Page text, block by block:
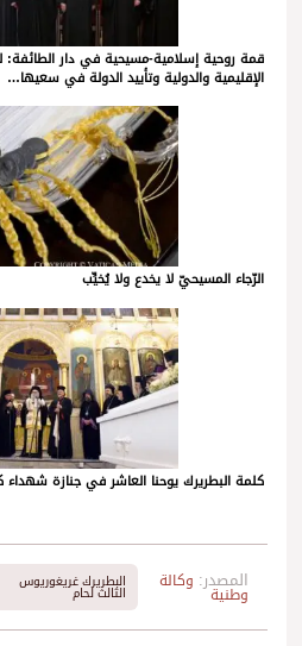
قمة روحية إسلامية-مسيحية في دار الطائفة:
الإقليمية والدولية وتأييد الدولة في سعيها…
الرّجاء المسيحيّ لا يخدع ولا يُخيِّب
كلمة البطريرك يوحنا العاشر في جنازة شهداء
المصدر: وكالة
وطنية
البطريرك غريغوريوس
الثالث لحام